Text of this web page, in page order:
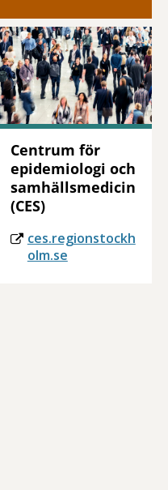
Centrum för
epidemiologi och
samhällsmedicin
(CES)
ces.regionstockh
olm.se